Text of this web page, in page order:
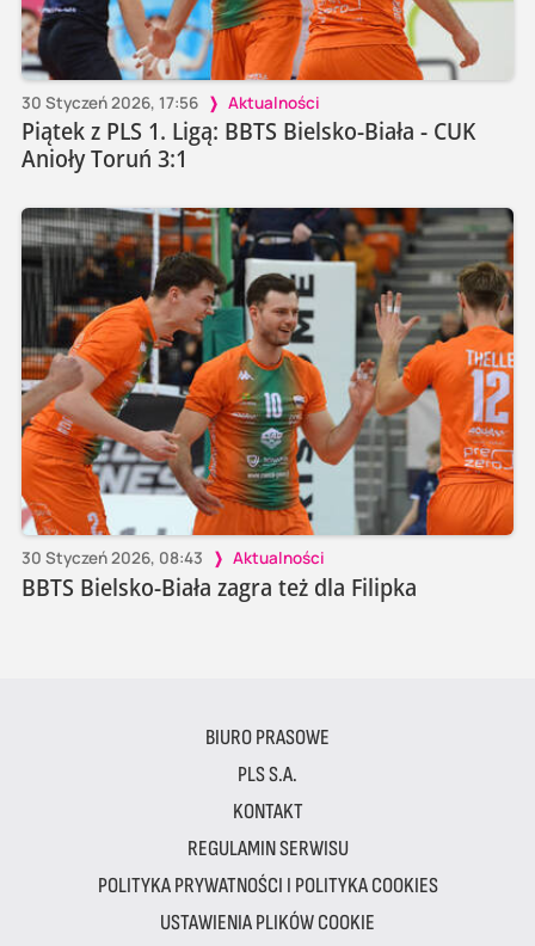
30 Styczeń 2026, 17:56 Aktualności
Piątek z PLS 1. Ligą: BBTS Bielsko-Biała - CUK
Anioły Toruń 3:1
30 Styczeń 2026, 08:43 Aktualności
BBTS Bielsko-Biała zagra też dla Filipka
BIURO PRASOWE
PLS S.A.
KONTAKT
REGULAMIN SERWISU
POLITYKA PRYWATNOŚCI I POLITYKA COOKIES
USTAWIENIA PLIKÓW COOKIE